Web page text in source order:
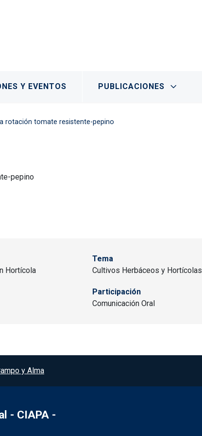
Y EVENTOS PUBLICACIONES
rotación tomate resistente-pepino
pepino
Hortícola
Tema
Cultivos Herbáceos y Hortícolas
Participación
Comunicación Oral
y Alma
- CIAPA -